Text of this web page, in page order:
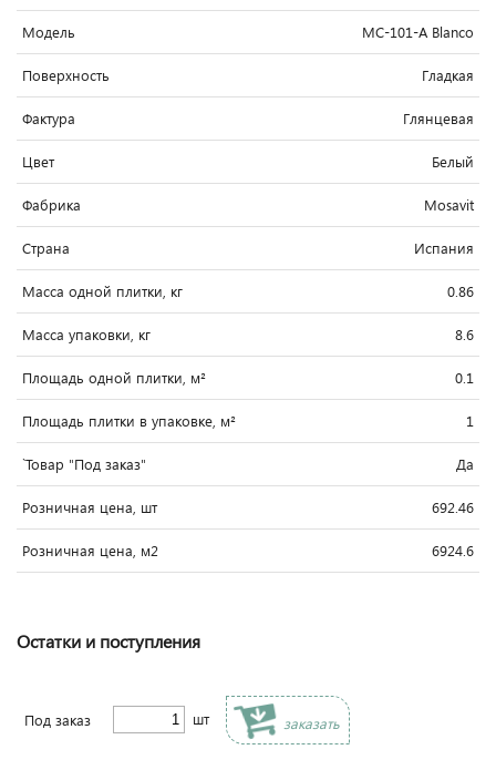
Модель MC-101-A Blanco
Поверхность Гладкая
Фактура Глянцевая
Цвет Белый
Фабрика Mosavit
Страна Испания
Масса одной плитки, кг 0.86
Масса упаковки, кг 8.6
Площадь одной плитки, м² 0.1
Площадь плитки в упаковке, м² 1
`Товар "Под заказ" Да
Розничная цена, шт 692.46
Розничная цена, м2 6924.6
Остатки и поступления
Под заказ шт заказать